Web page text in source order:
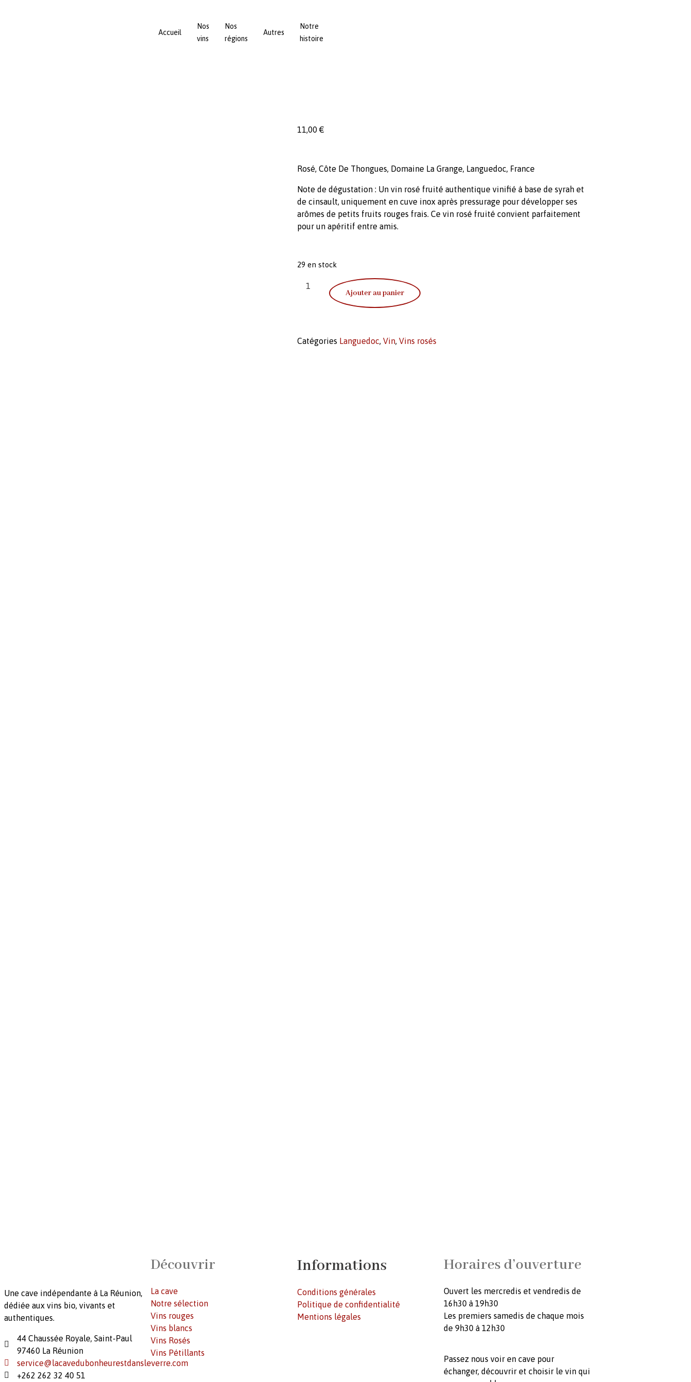
Accueil
Nos
vins
Nos
régions
Autres
Notre
histoire
11,00 €
Rosé, Côte De Thongues, Domaine La Grange, Languedoc, France
Note de dégustation : Un vin rosé fruité authentique vinifié à base de syrah et
de cinsault, uniquement en cuve inox après pressurage pour développer ses
arômes de petits fruits rouges frais. Ce vin rosé fruité convient parfaitement
pour un apéritif entre amis.
29 en stock
Ajouter au panier
Catégories Languedoc, Vin, Vins rosés
Une cave indépendante à La Réunion,
dédiée aux vins bio, vivants et
authentiques.
44 Chaussée Royale, Saint-Paul
97460 La Réunion
service@lacavedubonheurestdansleverre.com
+262 262 32 40 51
Découvrir
La cave
Notre sélection
Vins rouges
Vins blancs
Vins Rosés
Vins Pétillants
Informations
Conditions générales
Politique de confidentialité
Mentions légales
Horaires d’ouverture
Ouvert les mercredis et vendredis de
16h30 à 19h30
Les premiers samedis de chaque mois
de 9h30 à 12h30
Passez nous voir en cave pour
échanger, découvrir et choisir le vin qui